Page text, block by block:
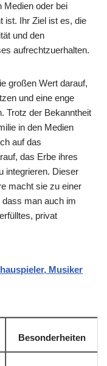
Medien oder bei
ist. Ihr Ziel ist es, die
und den
aufrechtzuerhalten.
großen Wert darauf,
und eine enge
Trotz der Bekanntheit
in den Medien
auf das
das Erbe ihres
integrieren. Dieser
macht sie zu einer
man auch im
privat
Musiker
Besonderheiten